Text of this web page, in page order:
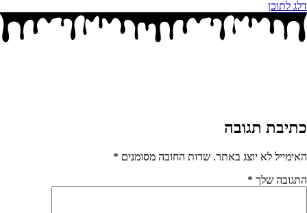
דלג לתוכן
כתיבת תגובה
האימייל לא יוצג באתר. שדות החובה מסומנים *
התגובה שלך *